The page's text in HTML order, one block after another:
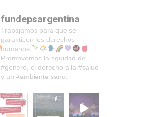
fundepsargentina
Trabajamos para que se
garanticen los derechos
humanos
Promovemos la equidad de
#genero, el derecho a la #salud
y un #ambiente sano.